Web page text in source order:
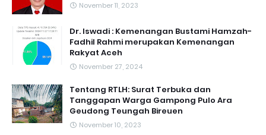
November 11, 2023
Dr. Iswadi : Kemenangan Bustami Hamzah-
Fadhil Rahmi merupakan Kemenangan
Rakyat Aceh
November 27, 2024
Tentang RTLH: Surat Terbuka dan
Tanggapan Warga Gampong Pulo Ara
Geudong Teungah Bireuen
November 10, 2023